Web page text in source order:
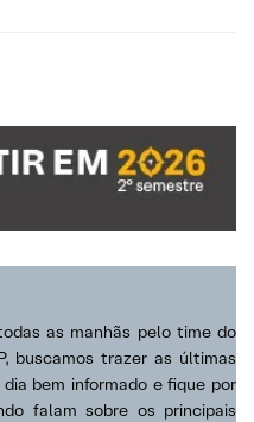
as manhãs pelo time do
buscamos trazer as últimas
bem informado e fique por
falam sobre os principais